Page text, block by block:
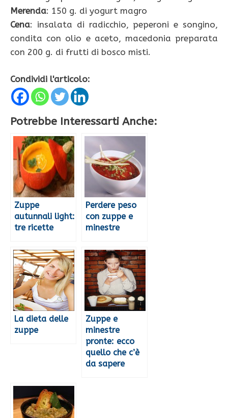
Merenda: 150 g. di yogurt magro
Cena: insalata di radicchio, peperoni e songino,
condita con olio e aceto, macedonia preparata
con 200 g. di frutti di bosco misti.
Condividi l'articolo:
Potrebbe Interessarti Anche:
Zuppe
autunnali light:
tre ricette
Perdere peso
con zuppe e
minestre
La dieta delle
zuppe
Zuppe e
minestre
pronte: ecco
quello che c’è
da sapere